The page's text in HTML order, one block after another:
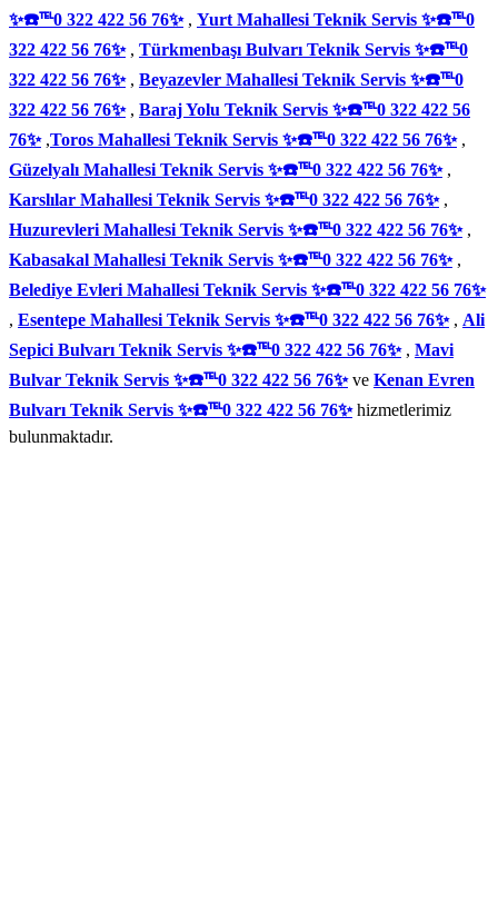
✨☎️℡0 322 422 56 76✨, Yurt Mahallesi Teknik Servis ✨☎️℡0
322 422 56 76✨, Türkmenbaşı Bulvarı Teknik Servis ✨☎️℡0
322 422 56 76✨, Beyazevler Mahallesi Teknik Servis ✨☎️℡0
322 422 56 76✨, Baraj Yolu Teknik Servis ✨☎️℡0 322 422 56
76✨,Toros Mahallesi Teknik Servis ✨☎️℡0 322 422 56 76✨,
Güzelyalı Mahallesi Teknik Servis ✨☎️℡0 322 422 56 76✨,
Karslılar Mahallesi Teknik Servis ✨☎️℡0 322 422 56 76✨,
Huzurevleri Mahallesi Teknik Servis ✨☎️℡0 322 422 56 76✨,
Kabasakal Mahallesi Teknik Servis ✨☎️℡0 322 422 56 76✨,
Belediye Evleri Mahallesi Teknik Servis ✨☎️℡0 322 422 56 76✨
, Esentepe Mahallesi Teknik Servis ✨☎️℡0 322 422 56 76✨, Ali
Sepici Bulvarı Teknik Servis ✨☎️℡0 322 422 56 76✨, Mavi
Bulvar Teknik Servis ✨☎️℡0 322 422 56 76✨ve Kenan Evren
Bulvarı Teknik Servis ✨☎️℡0 322 422 56 76✨hizmetlerimiz
bulunmaktadır.